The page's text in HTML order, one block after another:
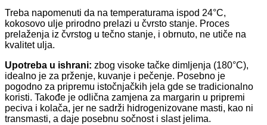
Treba napomenuti da na temperaturama ispod 24°C,
kokosovo ulje prirodno prelazi u čvrsto stanje. Proces
prelaženja iz čvrstog u tečno stanje, i obrnuto, ne utiče na
kvalitet ulja.
Upotreba u ishrani: zbog visoke tačke dimljenja (180°C),
idealno je za prženje, kuvanje i pečenje. Posebno je
pogodno za pripremu istočnjačkih jela gde se tradicionalno
koristi. Takođe je odlična zamjena za margarin u pripremi
peciva i kolača, jer ne sadrži hidrogenizovane masti, kao ni
transmasti, a daje posebnu sočnost i slast jelima.